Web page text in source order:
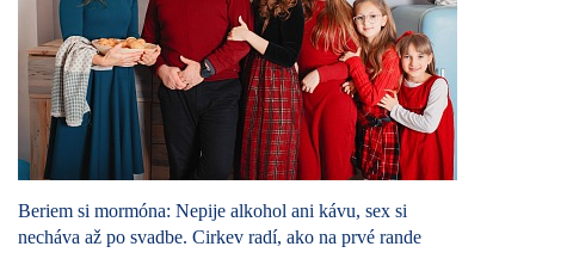
Beriem si mormóna: Nepije alkohol ani kávu, sex si
necháva až po svadbe. Cirkev radí, ako na prvé rande